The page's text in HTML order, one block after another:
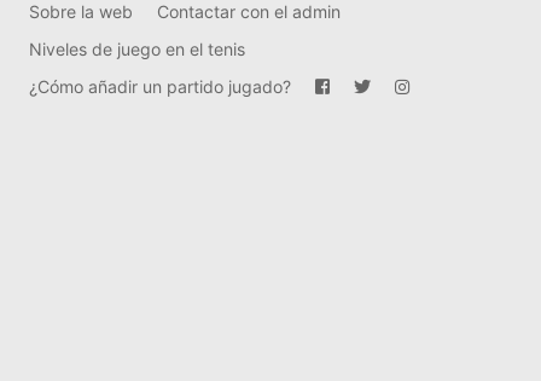
Sobre la web
Contactar con el admin
Niveles de juego en el tenis
¿Cómo añadir un partido jugado?